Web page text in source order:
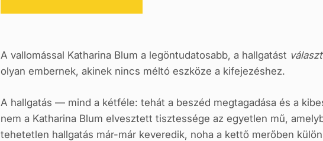
A vallomással Katharina Blum a legöntudatosabb, a hallgatást
olyan embernek, akinek nincs méltó eszköze a kifejezéshez.
A hallgatás — mind a kétféle: tehát a beszéd megtagadása és a
nem a Katharina Blum elvesztett tisztessége az egyetlen mű,
tehetetlen hallgatás már-már keveredik, noha a kettő merőben